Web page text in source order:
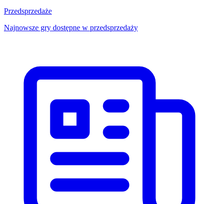
Przedsprzedaże
Najnowsze gry dostępne w przedsprzedaży